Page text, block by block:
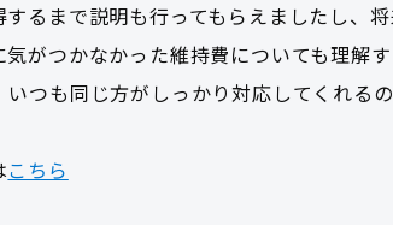
るまで説明も行ってもらえましたし、
がつかなかった維持費についても理解
つも同じ方がしっかり対応してくれる
こちら